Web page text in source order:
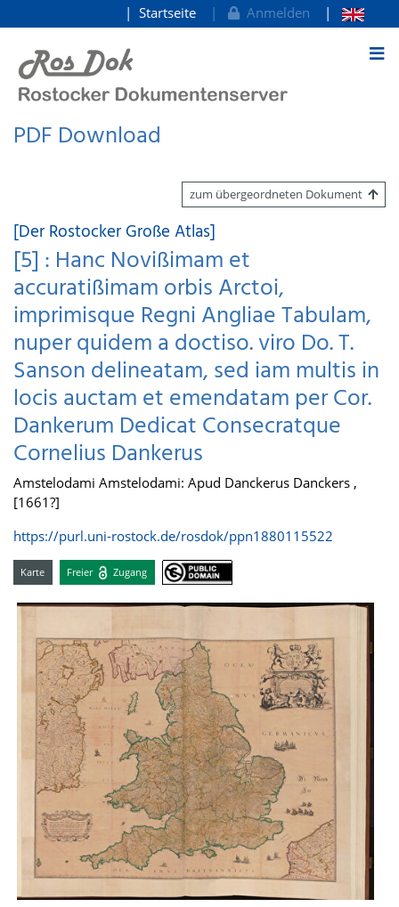
zum Inhalt
Startseite Anmelden
PDF Download
zum übergeordneten Dokument
[Der Rostocker Große Atlas]
[5] : Hanc Novißimam et
accuratißimam orbis Arctoi,
imprimisque Regni Angliae Tabulam,
nuper quidem a doctiso. viro Do. T.
Sanson delineatam, sed iam multis in
locis auctam et emendatam per Cor.
Dankerum Dedicat Consecratque
Cornelius Dankerus
Amstelodami Amstelodami: Apud Danckerus Danckers ,
[1661?]
https://purl.uni-rostock.de/rosdok/ppn1880115522
Karte Freier Zugang